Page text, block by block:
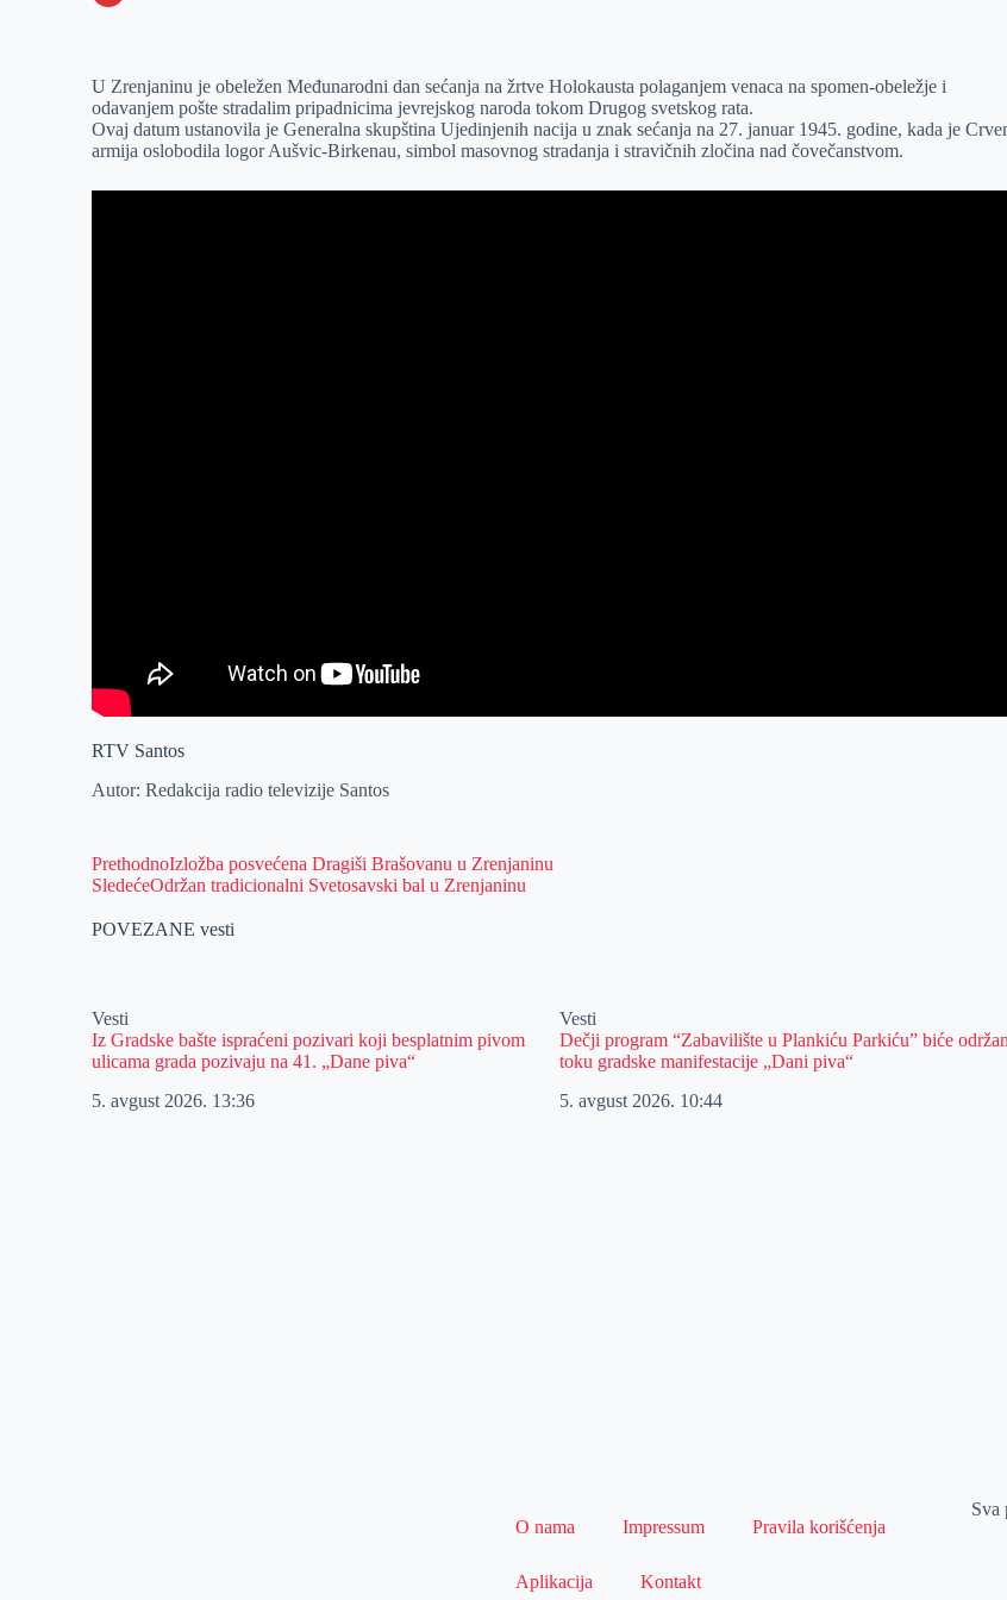
e
r
I
n
s
A
p
p
a
i
l
U Zrenjaninu je obeležen Međunarodni dan sećanja na žrtve Holokausta polaganjem venaca na spomen-obeležje i
odavanjem pošte stradalim pripadnicima jevrejskog naroda tokom Drugog svetskog rata.
Ovaj datum ustanovila je Generalna skupština Ujedinjenih nacija u znak sećanja na 27. januar 1945. godine, kada je
armija oslobodila logor Aušvic-Birkenau, simbol masovnog stradanja i stravičnih zločina nad čovečanstvom.
RTV Santos
Autor: Redakcija radio televizije Santos
PrethodnoIzložba posvećena Dragiši Brašovanu u Zrenjaninu
SledećeOdržan tradicionalni Svetosavski bal u Zrenjaninu
POVEZANE vesti
Vesti
Iz Gradske bašte ispraćeni pozivari koji besplatnim pivom
ulicama grada pozivaju na 41. „Dane piva“
5. avgust 2026. 13:36
Vesti
Dečji program “Zabavilište u Plankiću Parkiću” biće
toku gradske manifestacije „Dani piva“
5. avgust 2026. 10:44
O nama Impressum Pravila korišćenja
Aplikacija Kontakt
Sva